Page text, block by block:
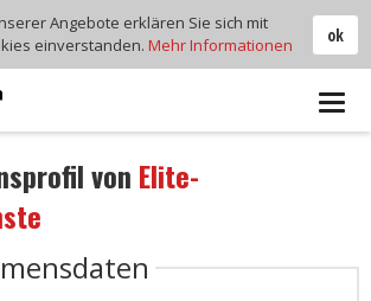
von Elite-
ok
Angebote erklären Sie sich mit
einverstanden. Mehr Informationen